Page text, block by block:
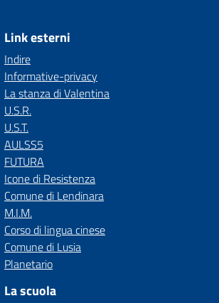
Link esterni
Indire
Informative-privacy
La stanza di Valentina
U.S.R.
U.S.T.
AULSS5
FUTURA
Icone di Resistenza
Comune di Lendinara
M.I.M.
Corso di lingua cinese
Comune di Lusia
Planetario
La scuola